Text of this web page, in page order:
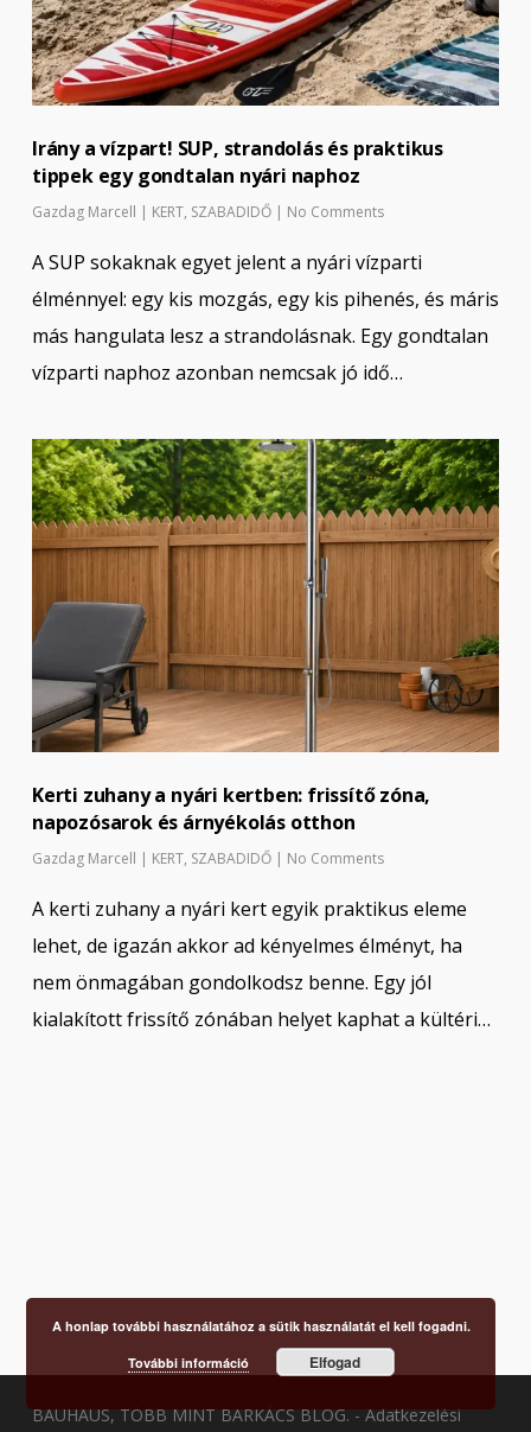
Irány a vízpart! SUP, strandolás és praktikus
tippek egy gondtalan nyári naphoz
Gazdag Marcell | KERT, SZABADIDŐ | No Comments
A SUP sokaknak egyet jelent a nyári vízparti
élménnyel: egy kis mozgás, egy kis pihenés, és máris
más hangulata lesz a strandolásnak. Egy gondtalan
vízparti naphoz azonban nemcsak jó idő…
Kerti zuhany a nyári kertben: frissítő zóna,
napozósarok és árnyékolás otthon
Gazdag Marcell | KERT, SZABADIDŐ | No Comments
A kerti zuhany a nyári kert egyik praktikus eleme
lehet, de igazán akkor ad kényelmes élményt, ha
nem önmagában gondolkodsz benne. Egy jól
kialakított frissítő zónában helyet kaphat a kültéri…
BAUHAUS, TÖBB MINT BARKÁCS BLOG. -Adatkezelési
A honlap további használatához a sütik használatát el kell fogadni.
További információ Elfogad